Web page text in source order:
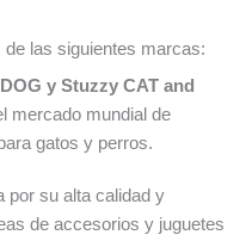
las siguientes marcas:
y Stuzzy CAT and
mercado mundial de
gatos y perros.
por su alta calidad y
de accesorios y juguetes